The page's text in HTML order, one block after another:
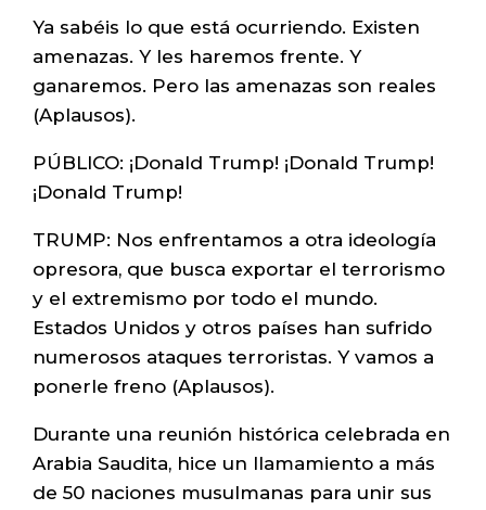
Ya sabéis lo que está ocurriendo. Existen
amenazas. Y les haremos frente. Y
ganaremos. Pero las amenazas son reales
(Aplausos).
PÚBLICO: ¡Donald Trump! ¡Donald Trump!
¡Donald Trump!
TRUMP: Nos enfrentamos a otra ideología
opresora, que busca exportar el terrorismo
y el extremismo por todo el mundo.
Estados Unidos y otros países han sufrido
numerosos ataques terroristas. Y vamos a
ponerle freno (Aplausos).
Durante una reunión histórica celebrada en
Arabia Saudita, hice un llamamiento a más
de 50 naciones musulmanas para unir sus